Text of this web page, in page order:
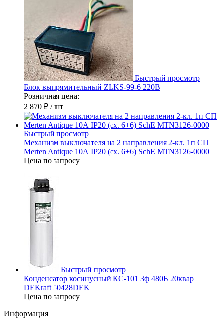
Быстрый просмотр
Блок выпрямительный ZLKS-99-6 220В
Розничная цена:
2 870 ₽ / шт
Быстрый просмотр
Механизм выключателя на 2 направления 2-кл. 1п СП
Merten Antique 10А IP20 (сх. 6+6) SchE MTN3126-0000
Цена по запросу
Быстрый просмотр
Конденсатор косинусный КС-101 3ф 480В 20квар
DEKraft 50428DEK
Цена по запросу
Информация